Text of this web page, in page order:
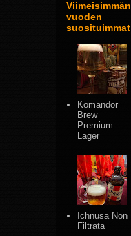
Viimeisimmän
vuoden
suosituimmat
Komandor
Brew
Premium
Lager
Ichnusa Non
Filtrata